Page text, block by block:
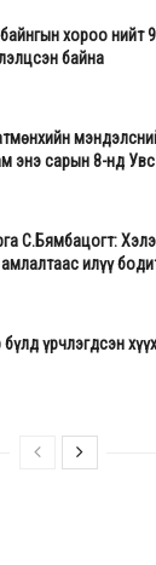
хороо нийт
байна
энэ сарын 8-нд
С.Бямбацогт:
илүү
үрчлэгдсэн